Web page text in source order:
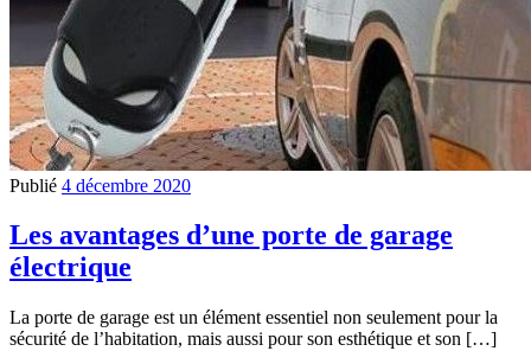
Publié 4 décembre 2020
Les avantages d’une porte de garage
électrique
La porte de garage est un élément essentiel non seulement pour la
sécurité de l’habitation, mais aussi pour son esthétique et son […]